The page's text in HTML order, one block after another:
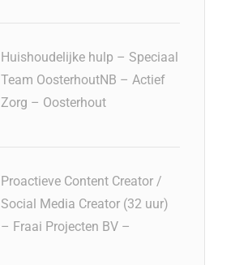
Huishoudelijke hulp – Speciaal
Team OosterhoutNB – Actief
Zorg – Oosterhout
Proactieve Content Creator /
Social Media Creator (32 uur)
– Fraai Projecten BV –